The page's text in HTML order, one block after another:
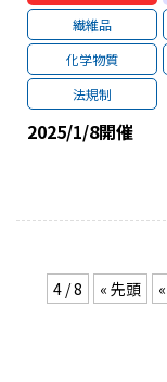
繊維品
化学物質
法規制
2025/1/8開催
4 / 8 « 先頭 «